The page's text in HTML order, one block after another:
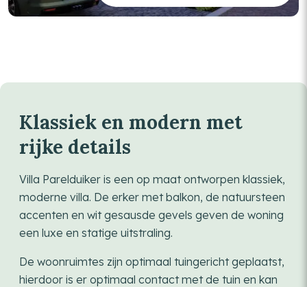
Klassiek en modern met
rijke details
Villa Parelduiker is een op maat ontworpen klassiek,
moderne villa. De erker met balkon, de natuursteen
accenten en wit gesausde gevels geven de woning
een luxe en statige uitstraling.
De woonruimtes zijn optimaal tuingericht geplaatst,
hierdoor is er optimaal contact met de tuin en kan